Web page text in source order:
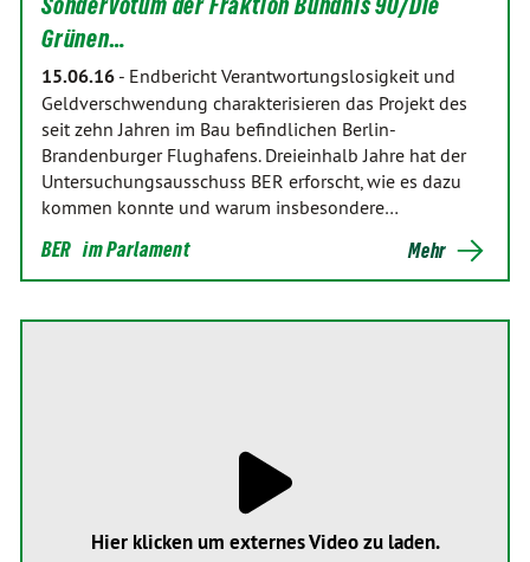
Grünen…
15.06.16 - Endbericht Verantwortungslosigkeit und
Geldverschwendung charakterisieren das Projekt des
seit zehn Jahren im Bau befindlichen Berlin-
Brandenburger Flughafens. Dreieinhalb Jahre hat der
Untersuchungsausschuss BER erforscht, wie es dazu
kommen konnte und warum insbesondere…
BER im Parlament Mehr
Hier klicken um externes Video zu laden.